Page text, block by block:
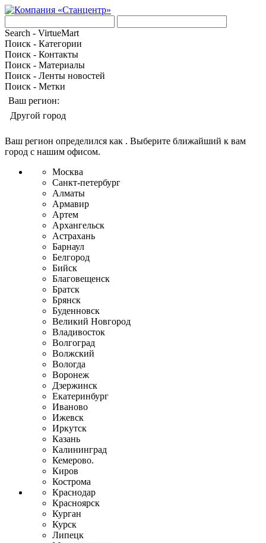
Search - VirtueMart
Поиск - Категории
Поиск - Контакты
Поиск - Материалы
Поиск - Ленты новостей
Поиск - Метки
Ваш регион:
Другой город
Ваш регион определился как . Выберите ближайший к вам
город с нашим офисом.
Москва
Санкт-петербург
Алматы
Армавир
Артем
Архангельск
Астрахань
Барнаул
Белгород
Бийск
Благовещенск
Братск
Брянск
Буденновск
Великий Новгород
Владивосток
Волгоград
Волжский
Вологда
Воронеж
Дзержинск
Екатеринбург
Иваново
Ижевск
Иркутск
Казань
Калининград
Кемерово.
Киров
Кострома
Краснодар
Красноярск
Курган
Курск
Липецк